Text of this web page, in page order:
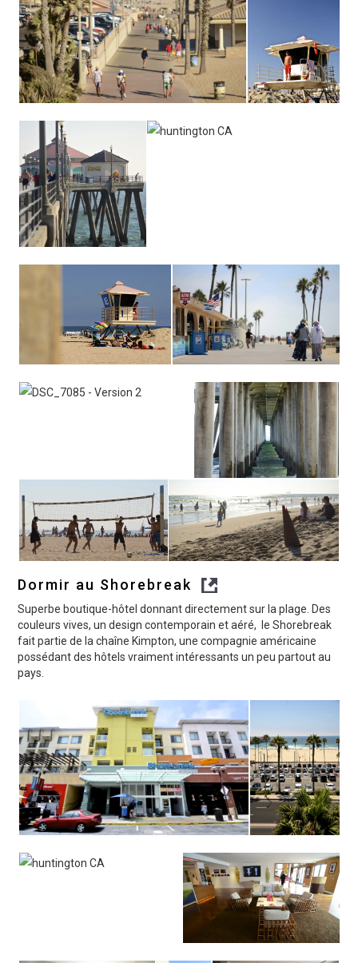
Dormir au Shorebreak
Superbe boutique-hôtel donnant directement sur la plage. Des
couleurs vives, un design contemporain et aéré, le Shorebreak
fait partie de la chaîne Kimpton, une compagnie américaine
possédant des hôtels vraiment intéressants un peu partout au
pays.